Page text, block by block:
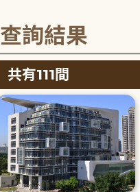
查詢結果
共有111間